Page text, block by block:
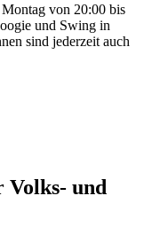
von 20:00 bis
und Swing in
sind jederzeit auch
Volks- und